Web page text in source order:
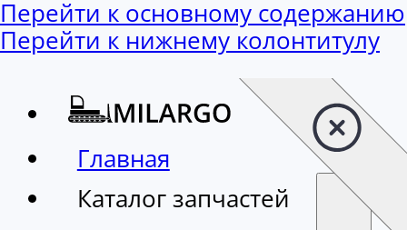
Перейти к основному содержанию
Перейти к нижнему колонтитулу
Главная
Каталог запчастей